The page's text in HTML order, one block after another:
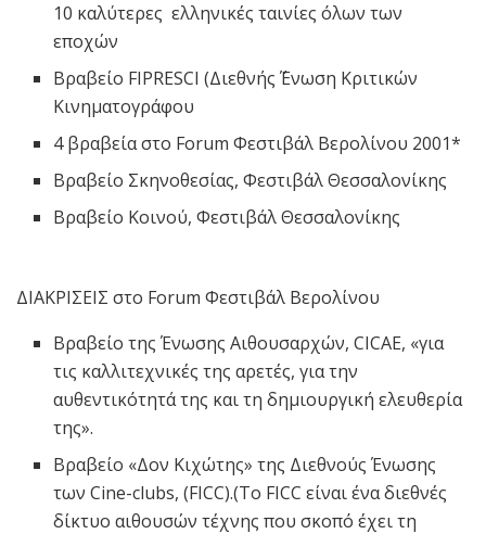
10 καλύτερες ελληνικές ταινίες όλων των
εποχών
Βραβείο FIPRESCI (Διεθνής ΄Ένωση Κριτικών
Κινηματογράφου
4 βραβεία στο Forum Φεστιβάλ Βερολίνου 2001*
Βραβείο Σκηνοθεσίας, Φεστιβάλ Θεσσαλονίκης
Βραβείο Κοινού, Φεστιβάλ Θεσσαλονίκης
ΔΙΑΚΡΙΣΕΙΣ στο Forum Φεστιβάλ Βερολίνου
Βραβείο της Ένωσης Αιθουσαρχών, CICAE, «για
τις καλλιτεχνικές της αρετές, για την
αυθεντικότητά της και τη δημιουργική ελευθερία
της».
Βραβείο «Δον Κιχώτης» της Διεθνούς Ένωσης
των Cine-clubs, (FICC).(Το FICC είναι ένα διεθνές
δίκτυο αιθουσών τέχνης που σκοπό έχει τη